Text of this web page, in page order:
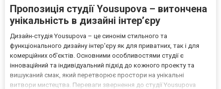
Пропозиція студії Yousupova – витончена
унікальність в дизайні інтер’єру
Дизайн-студія Yousupova – це синонім стильного та
функціонального дизайну інтер'єру як для приватних, так і для
комерційних об'єктів. Основними особливостями студії є
інноваційний та індивідуальний підхід до кожного проекту та
вишуканий смак, який перетворює простори на унікальні
витвори мистецтва. Переваги звернення до студії Yousupova